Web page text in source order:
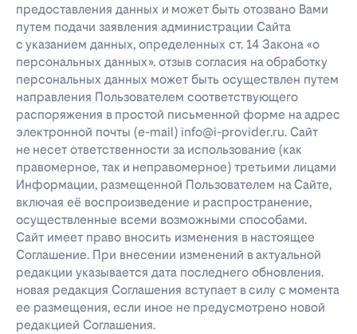
предоставления данных и может быть отозвано Вами
путем подачи заявления администрации Сайта
с указанием данных, определенных ст. 14 Закона «о
персональных данных». отзыв согласия на обработку
персональных данных может быть осуществлен путем
направления Пользователем соответствующего
распоряжения в простой письменной форме на адрес
электронной почты (e-mail) info@i-provider.ru. Сайт
не несет ответственности за использование (как
правомерное, так и неправомерное) третьими лицами
Информации, размещенной Пользователем на Сайте,
включая её воспроизведение и распространение,
осуществленные всеми возможными способами.
Сайт имеет право вносить изменения в настоящее
Соглашение. При внесении изменений в актуальной
редакции указывается дата последнего обновления.
новая редакция Соглашения вступает в силу с момента
ее размещения, если иное не предусмотрено новой
редакцией Соглашения.